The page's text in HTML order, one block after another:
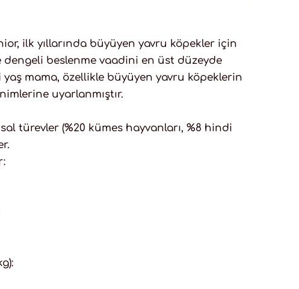
ilk yıllarında büyüyen yavru köpekler için
dengeli beslenme vaadini en üst düzeyde
mama, özellikle büyüyen yavru köpeklerin
uyarlanmıştır.
türevler (%20 kümes hayvanları, %8 hindi